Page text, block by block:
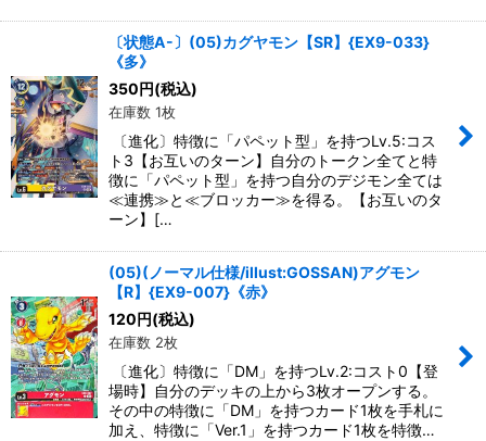
〔状態A-〕(05)カグヤモン【SR】{EX9-033}
《多》
350 円(税込)
在庫数 1枚
〔進化〕特徴に「パペット型」を持つLv.5:コス
ト3【お互いのターン】自分のトークン全てと特
徴に「パペット型」を持つ自分のデジモン全ては
≪連携≫と≪ブロッカー≫を得る。【お互いのタ
ーン】[…
(05)(ノーマル仕様/illust:GOSSAN)アグモン
【R】{EX9-007}《赤》
120 円(税込)
在庫数 2枚
〔進化〕特徴に「DM」を持つLv.2:コスト0【登
場時】自分のデッキの上から3枚オープンする。
その中の特徴に「DM」を持つカード1枚を手札に
加え、特徴に「Ver.1」を持つカード1枚を特徴…